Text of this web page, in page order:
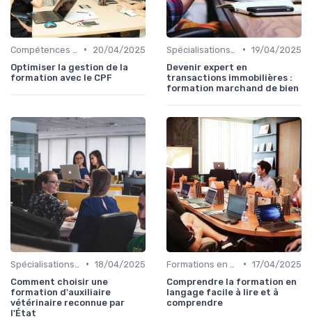
•
20/04/2025
Optimiser la gestion de la
formation avec le CPF
• 19/04/2025
Devenir expert en
transactions immobilières :
formation marchand de bien
• 18/04/2025
Comment choisir une
formation d'auxiliaire
vétérinaire reconnue par
l'État
• 17/04/2025
Comprendre la formation en
langage facile à lire et à
comprendre